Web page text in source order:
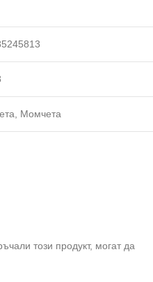
Момчета
този продукт, могат да